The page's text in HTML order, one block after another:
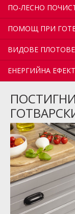
ПО-ЛЕСНО
ПОМОЩ ПРИ
ВИДОВЕ ПЛОТОВЕ
ЕНЕРГИЙНА